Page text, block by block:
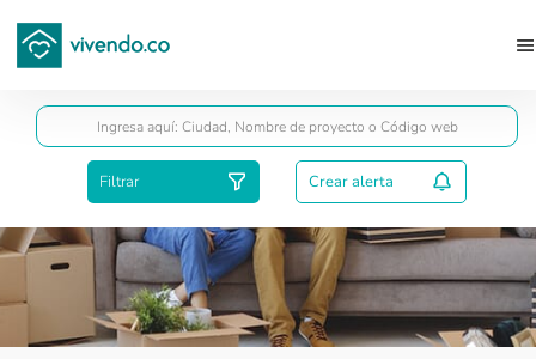
Filtrar Crear alerta
Proyectos VIS